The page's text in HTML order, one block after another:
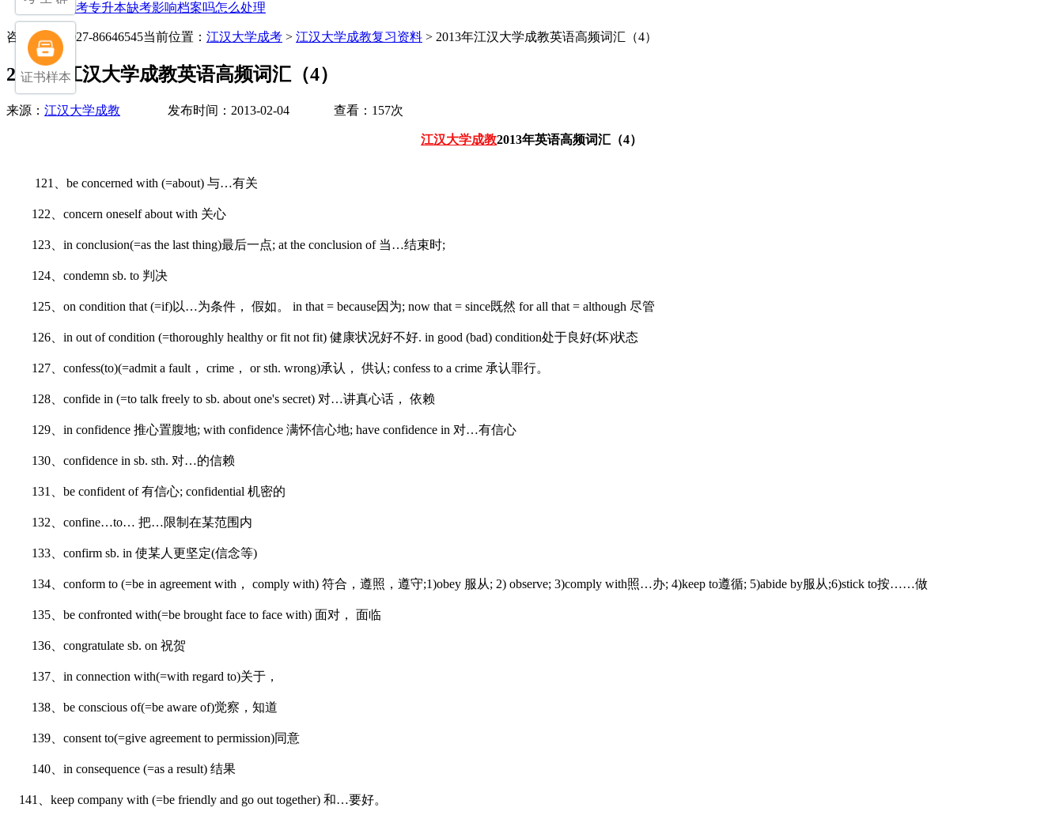
湖北成考专升本缺考影响档案吗怎么处理
咨询电话：027-86646545当前位置： 江汉大学成考 > 江汉大学成教复习资料 > 2013年江汉大学成教英语高频词汇（4）
2013年江汉大学成教英语高频词汇（4）
来源： 江汉大学成教 发布时间：2013-02-04 查看：157次
江汉大学成教2013年英语高频词汇（4）
121、be concerned with (=about) 与…有关
122、concern oneself about with 关心
123、in conclusion(=as the last thing)最后一点; at the conclusion of 当…结束时;
124、condemn sb. to 判决
125、on condition that (=if)以…为条件， 假如。 in that = because因为; now that = since既然 for all that = although 尽管
126、in out of condition (=thoroughly healthy or fit not fit) 健康状况好不好. in good (bad) condition处于良好(坏)状态
127、confess(to)(=admit a fault， crime， or sth. wrong)承认， 供认; confess to a crime 承认罪行。
128、confide in (=to talk freely to sb. about one's secret) 对…讲真心话， 依赖
129、in confidence 推心置腹地; with confidence 满怀信心地; have confidence in 对…有信心
130、confidence in sb. sth. 对…的信赖
131、be confident of 有信心; confidential 机密的
132、confine…to… 把…限制在某范围内
133、confirm sb. in 使某人更坚定(信念等)
134、conform to (=be in agreement with， comply with) 符合，遵照，遵守;1)obey 服从; 2) observe; 3)comply with照…办; 4)keep to遵循; 5)abide by服从;6)stick to按……做
135、be confronted with(=be brought face to face with) 面对， 面临
136、congratulate sb. on 祝贺
137、in connection with(=with regard to)关于，
138、be conscious of(=be aware of)觉察，知道
139、consent to(=give agreement to permission)同意
140、in consequence (=as a result) 结果
141、keep company with (=be friendly and go out together) 和…要好。
证书样本